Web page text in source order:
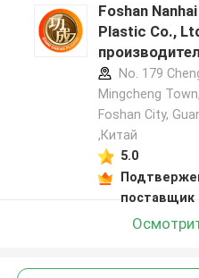
Foshan
Plastic Co.,
No. 179
Mingcheng
Foshan City,
,Китай
5.0
поставщик